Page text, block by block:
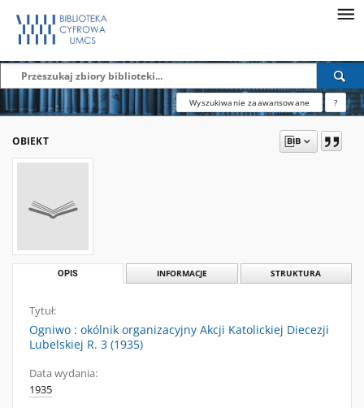
Wyszukiwanie zaawansowane ?
OBIEKT
OPIS INFORMACJE STRUKTURA
Tytuł:
Ogniwo : okólnik organizacyjny Akcji Katolickiej Diecezji
Lubelskiej R. 3 (1935)
Data wydania:
1935